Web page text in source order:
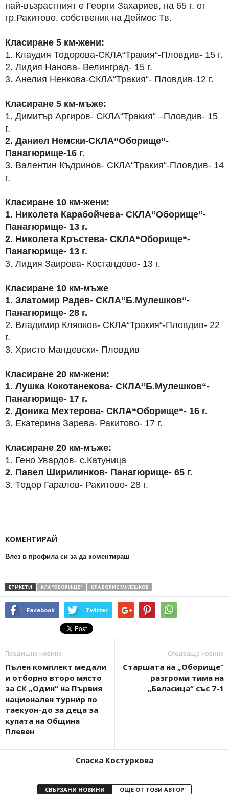
най-възрастният е Георги Захариев, на 65 г. от
гр.Ракитово, собственик на Деймос Тв.
Класиране 5 км-жени:
1. Клаудия Тодорова-СКЛА“Тракия“-Пловдив- 15 г.
2. Лидия Нанова- Велинград- 15 г.
3. Анелия Ненкова-СКЛА“Тракия“- Пловдив-12 г.
Класиране 5 км-мъже:
1. Димитър Аргиров- СКЛА“Тракия“ –Пловдив- 15
г.
2. Даниел Немски-СКЛА“Оборище“-
Панагюрище-16 г.
3. Валентин Къдринов- СКЛА“Тракия“-Пловдив- 14
г.
Класиране 10 км-жени:
1. Николета Карабойчева- СКЛА“Оборище“-
Панагюрище- 13 г.
2. Николета Кръстева- СКЛА“Оборище“-
Панагюрище- 13 г.
3. Лидия Заирова- Костандово- 13 г.
Класиране 10 км-мъже
1. Златомир Радев- СКЛА“Б.Мулешков“-
Панагюрище- 28 г.
2. Владимир Клявков- СКЛА“Тракия“-Пловдив- 22
г.
3. Христо Мандевски- Пловдив
Класиране 20 км-жени:
1. Лушка Кокотанекова- СКЛА“Б.Мулешков“-
Панагюрище- 17 г.
2. Доника Мехтерова- СКЛА“Оборище“- 16 г.
3. Екатерина Зарева- Ракитово- 17 г.
Класиране 20 км-мъже:
1. Гено Увардов- с.Катуница
2. Павел Ширилинков- Панагюрище- 65 г.
3. Тодор Гаралов- Ракитово- 28 г.
КОМЕНТИРАЙ
Влез в профила си за да коментираш
ЕТИКЕТИ КЛА "ОБОРИЩЕ" КЛА БОРИС МУЛЕШКОВ
Facebook Twitter
Предишна новина
Пълен комплект медали
и отборно второ място
за СК „Один“ на Първия
национален турнир по
таекуон-до за деца за
купата на Община
Плевен
Следваща новина
Старшата на „Оборище“
разгроми тима на
„Беласица“ със 7-1
Спаска Костуркова
СВЪРЗАНИ НОВИНИ ОЩЕ ОТ ТОЗИ АВТОР